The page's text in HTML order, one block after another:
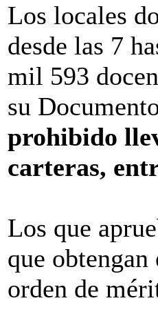
Los locales
desde las 7
mil 593
su
prohibido
carteras,
Los que
que
orden de